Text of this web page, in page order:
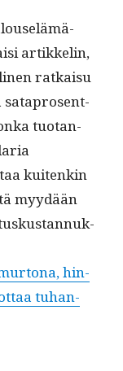
artikke­lin,
ratkaisu
sat­apros­ent­
tuotan­
kuitenkin
myy­dään
hin­
tuhan­